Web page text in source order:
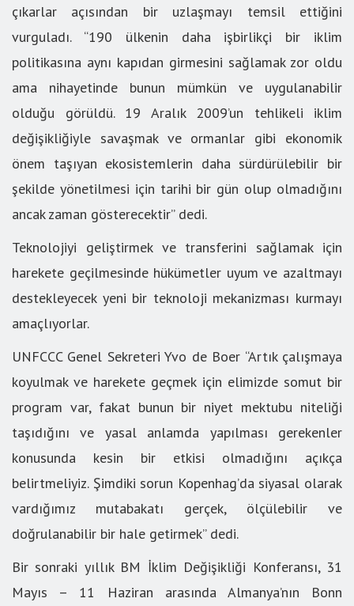
çıkarlar açısından bir uzlaşmayı temsil ettiğini
vurguladı. “190 ülkenin daha işbirlikçi bir iklim
politikasına aynı kapıdan girmesini sağlamak zor oldu
ama nihayetinde bunun mümkün ve uygulanabilir
olduğu görüldü. 19 Aralık 2009’un tehlikeli iklim
değişikliğiyle savaşmak ve ormanlar gibi ekonomik
önem taşıyan ekosistemlerin daha sürdürülebilir bir
şekilde yönetilmesi için tarihi bir gün olup olmadığını
ancak zaman gösterecektir” dedi.
Teknolojiyi geliştirmek ve transferini sağlamak için
harekete geçilmesinde hükümetler uyum ve azaltmayı
destekleyecek yeni bir teknoloji mekanizması kurmayı
amaçlıyorlar.
UNFCCC Genel Sekreteri Yvo de Boer “Artık çalışmaya
koyulmak ve harekete geçmek için elimizde somut bir
program var, fakat bunun bir niyet mektubu niteliği
taşıdığını ve yasal anlamda yapılması gerekenler
konusunda kesin bir etkisi olmadığını açıkça
belirtmeliyiz. Şimdiki sorun Kopenhag’da siyasal olarak
vardığımız mutabakatı gerçek, ölçülebilir ve
doğrulanabilir bir hale getirmek” dedi.
Bir sonraki yıllık BM İklim Değişikliği Konferansı, 31
Mayıs – 11 Haziran arasında Almanya’nın Bonn